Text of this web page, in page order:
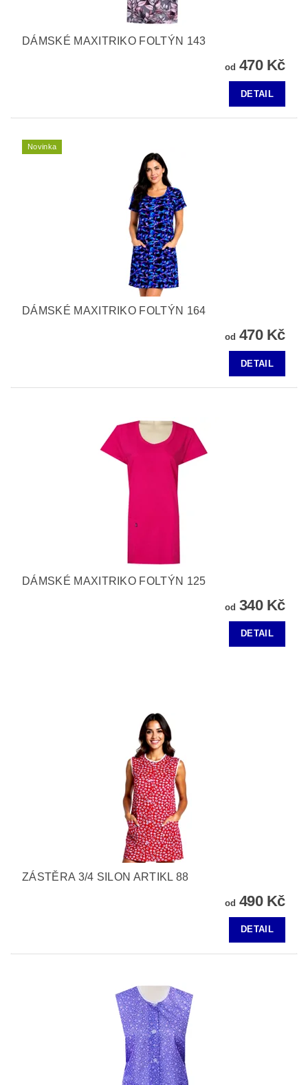
DÁMSKÉ MAXITRIKO FOLTÝN 143
od 470 Kč
DETAIL
Novinka
DÁMSKÉ MAXITRIKO FOLTÝN 164
od 470 Kč
DETAIL
DÁMSKÉ MAXITRIKO FOLTÝN 125
od 340 Kč
DETAIL
ZÁSTĚRA 3/4 SILON ARTIKL 88
od 490 Kč
DETAIL